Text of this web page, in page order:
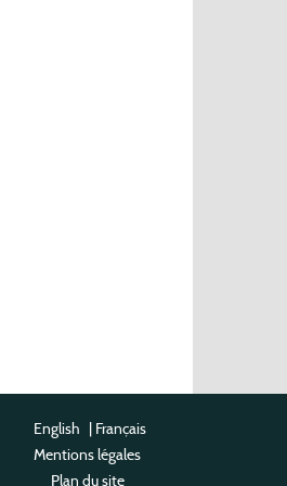
English | Français
Mentions légales
Plan du site